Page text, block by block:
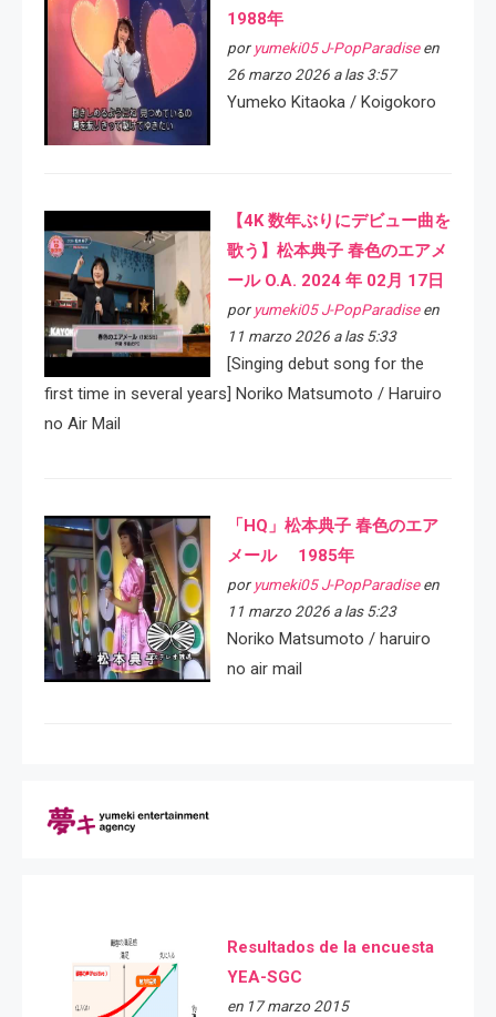
1988年
por yumeki05 J-PopParadiseen
26 marzo 2026 a las 3:57
Yumeko Kitaoka / Koigokoro
【4K 数年ぶりにデビュー曲を
歌う】松本典子 春色のエアメ
ール O.A. 2024 年 02月 17日
por yumeki05 J-PopParadiseen
11 marzo 2026 a las 5:33
[Singing debut song for the
first time in several years] Noriko Matsumoto / Haruiro
no Air Mail
「HQ」松本典子 春色のエア
メール 1985年
por yumeki05 J-PopParadiseen
11 marzo 2026 a las 5:23
Noriko Matsumoto / haruiro
no air mail
Resultados de la encuesta
YEA-SGC
en 17 marzo 2015